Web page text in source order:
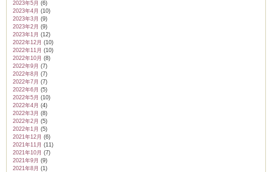
2023年5月 (6)
2023年4月 (10)
2023年3月 (9)
2023年2月 (9)
2023年1月 (12)
2022年12月 (10)
2022年11月 (10)
2022年10月 (8)
2022年9月 (7)
2022年8月 (7)
2022年7月 (7)
2022年6月 (5)
2022年5月 (10)
2022年4月 (4)
2022年3月 (8)
2022年2月 (5)
2022年1月 (5)
2021年12月 (6)
2021年11月 (11)
2021年10月 (7)
2021年9月 (9)
2021年8月 (1)